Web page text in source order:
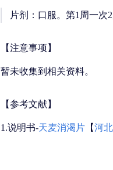
片剂：口服。第1周一次
【注意事项】
暂未收集到相关资料。
【参考文献】
1.说明书-天麦消渴片 【河